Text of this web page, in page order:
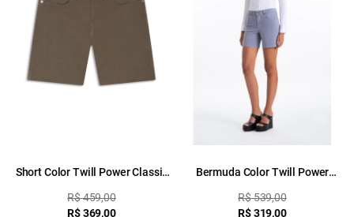
Short Color Twill Power Classic
R$ 459,00
R$ 369,00
Bermuda Color Twill Power
R$ 539,00
R$ 319,00